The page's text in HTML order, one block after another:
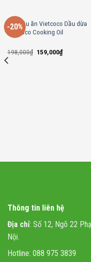
-20%
2 lít dầu ăn Vietcoco Dầu dừa
Vietcoco Cooking Oil
198,000₫ Original
price
159,000₫Current
price
Thông tin liên hệ
Địa chỉ: Số 12, Ngõ 22
Nội.
Hotline: 088 975 3839